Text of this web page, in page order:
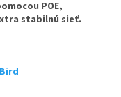
POE,
stabilnú sieť.